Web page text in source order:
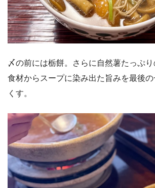
〆の前には栃餅。さらに自然薯たっぷ
食材からスープに染み出た旨みを最後
くす。